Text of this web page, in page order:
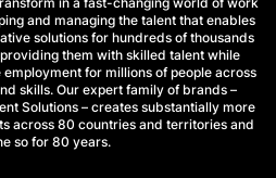
and managing the talent that enables
solutions for hundreds of thousands
them with skilled talent while
for millions of people across
skills. Our expert family of brands –
Solutions – creates substantially more
across 80 countries and territories and
so for 80 years.